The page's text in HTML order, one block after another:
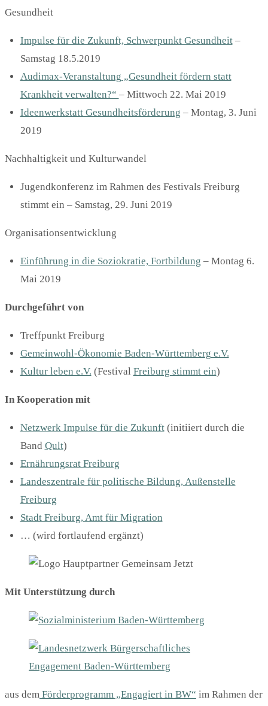
Gesundheit
Impulse für die Zukunft, Schwerpunkt Gesundheit–
Samstag 18.5.2019
Audimax-Veranstaltung „Gesundheit fördern statt
Krankheit verwalten?“ – Mittwoch 22. Mai 2019
Ideenwerkstatt Gesundheitsförderung – Montag, 3. Juni
2019
Nachhaltigkeit und Kulturwandel
Jugendkonferenz im Rahmen des Festivals Freiburg
stimmt ein – Samstag, 29. Juni 2019
Organisationsentwicklung
Einführung in die Soziokratie, Fortbildung – Montag 6.
Mai 2019
Durchgeführt von
Treffpunkt Freiburg
Gemeinwohl-Ökonomie Baden-Württemberg e.V.
Kultur leben e.V. (Festival Freiburg stimmt ein)
In Kooperation mit
Netzwerk Impulse für die Zukunft(initiiert durch die
Band Qult)
Ernährungsrat Freiburg
Landeszentrale für politische Bildung, Außenstelle
Freiburg
Stadt Freiburg, Amt für Migration
… (wird fortlaufend ergänzt)
Mit Unterstützung durch
aus dem Förderprogramm „Engagiert in BW“ im Rahmen der